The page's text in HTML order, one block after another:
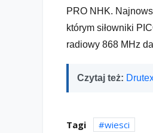
PRO NHK.
którym siłowniki
radiowy 868 MHz
Czytaj też:
Tagi wiesci